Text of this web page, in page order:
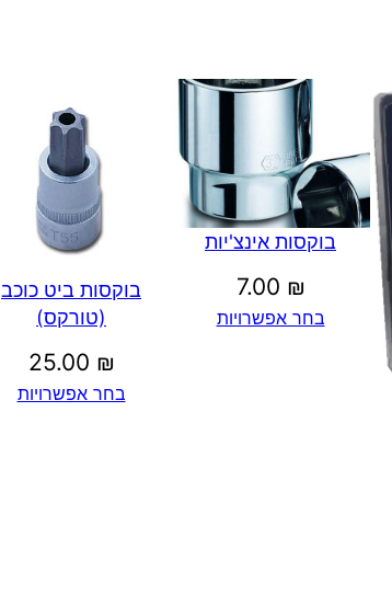
בוקסות אינצ'יות
7.00 ₪
בחר אפשרויות
בוקסות ביט כוכב
(טורקס)
25.00 ₪
בחר אפשרויות